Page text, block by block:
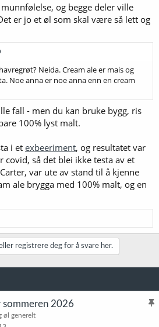
og begge deler ville
er jo et øl som skal være så lett og
Neida. Cream ale er mais og
Noe anna er noe anna enn en cream
fall - men du kan bruke bygg, ris
100% lyst malt.
i et exbeeriment, og resultatet var
covid, så det blei ikke testa av et
var ute av stand til å kjenne
ale brygga med 100% malt, og en
registrere deg for å svare her.
K
sommeren 2026
øl generelt